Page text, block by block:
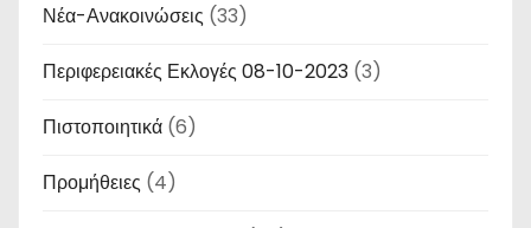
Νέα-Ανακοινώσεις (33)
Περιφερειακές Εκλογές 08-10-2023 (3)
Πιστοποιητικά (6)
Προμήθειες (4)